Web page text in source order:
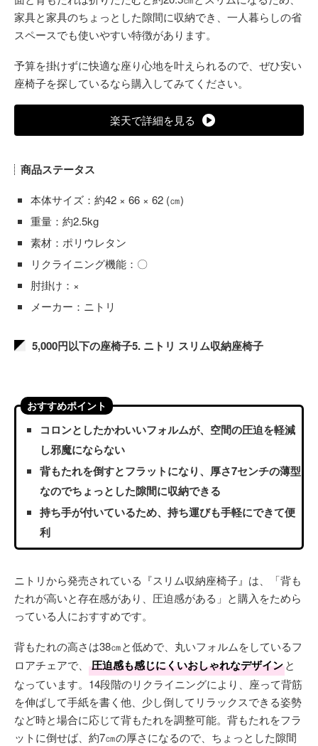
家具と家具のちょっとした隙間に収納でき、一人暮らしの省
スペースでも使いやすい特徴があります。
予算を掛けずに快適な座り心地を叶えられるので、ぜひ安い
座椅子を探しているなら購入してみてください。
楽天で詳細を見る
商品ステータス
本体サイズ：約42 × 66 × 62 (㎝)
重量：約2.5kg
素材：ポリウレタン
リクライニング機能：〇
肘掛け：×
メーカー：ニトリ
5,000円以下の座椅子5. ニトリ スリム収納座椅子
おすすめポイント
コロンとしたかわいいフォルムが、空間の圧迫を軽減
し邪魔にならない
背もたれを倒すとフラットになり、厚さ7センチの薄型
なのでちょっとした隙間に収納できる
持ち手が付いているため、持ち運びも手軽にできて便
利
ニトリから発売されている『スリム収納座椅子』は、「背も
たれが高いと存在感があり、圧迫感がある」と購入をためら
っている人におすすめです。
背もたれの高さは38㎝と低めで、丸いフォルムをしているフ
ロアチェアで、
圧迫感も感じにくいおしゃれなデザインと
なっています。14段階のリクライニングにより、座って背筋
を伸ばして手紙を書く他、少し倒してリラックスできる姿勢
など時と場合に応じて背もたれを調整可能。背もたれをフラ
ットに倒せば、約7㎝の厚さになるので、ちょっとした隙間